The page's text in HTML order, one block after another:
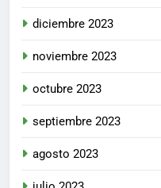
diciembre 2023
noviembre 2023
octubre 2023
septiembre 2023
agosto 2023